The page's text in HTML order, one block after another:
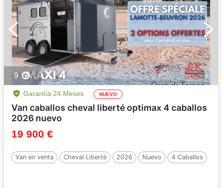
9
Garantía 24 Meses NUEVO
Van caballos cheval liberté optimax 4 caballos
2026 nuevo
19 900 €
Van en venta Cheval Liberté 2026 Nuevo 4 Caballos